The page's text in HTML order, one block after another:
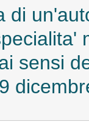
di
sensi